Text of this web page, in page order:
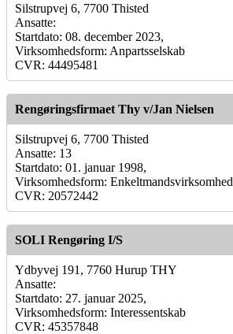
Silstrupvej 6, 7700 Thisted
Ansatte:
Startdato: 08. december 2023,
Virksomhedsform: Anpartsselskab
CVR: 44495481
Rengøringsfirmaet Thy v/Jan Nielsen
Silstrupvej 6, 7700 Thisted
Ansatte: 13
Startdato: 01. januar 1998,
Virksomhedsform: Enkeltmandsvirksomhed
CVR: 20572442
SOLI Rengøring I/S
Ydbyvej 191, 7760 Hurup THY
Ansatte:
Startdato: 27. januar 2025,
Virksomhedsform: Interessentskab
CVR: 45357848